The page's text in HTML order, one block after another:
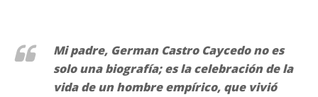
Mi padre, German Castro Caycedo no es
solo una biografía; es la celebración de la
vida de un hombre empírico, que vivió